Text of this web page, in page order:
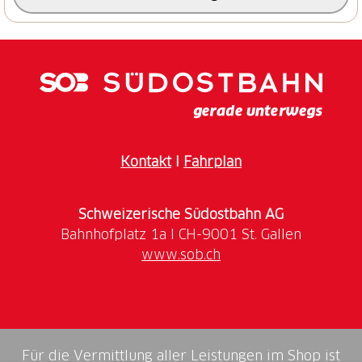
KontaktI Fahrplan
Schweizerische Südostbahn AG
www.sob.ch
Für die Vermittlung aller Leistungen im Shop ist